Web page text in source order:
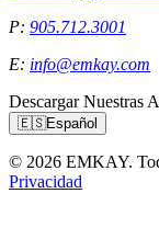
P: 905.712.3001
E: info@emkay.com
Descargar Nuestras
🇪🇸Español
© 2026 EMKAY.
Privacidad